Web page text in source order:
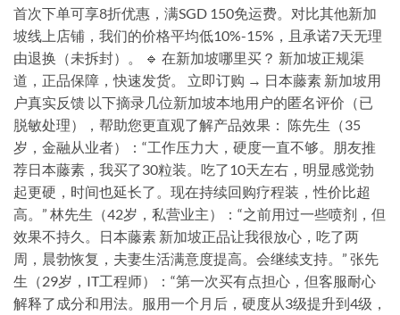
首次下单可享8折优惠，满SGD 150免运费。对比其他新加
坡线上店铺，我们的价格平均低10%-15%，且承诺7天无理
由退换（未拆封）。 🔹 在新加坡哪里买？ 新加坡正规渠
道，正品保障，快速发货。 立即订购 → 日本藤素 新加坡用
户真实反馈 以下摘录几位新加坡本地用户的匿名评价（已
脱敏处理），帮助您更直观了解产品效果： 陈先生（35
岁，金融从业者）：“工作压力大，硬度一直不够。朋友推
荐日本藤素，我买了30粒装。吃了10天左右，明显感觉勃
起更硬，时间也延长了。现在持续回购疗程装，性价比超
高。” 林先生（42岁，私营业主）：“之前用过一些喷剂，但
效果不持久。日本藤素 新加坡正品让我很放心，吃了两
周，晨勃恢复，夫妻生活满意度提高。会继续支持。” 张先
生（29岁，IT工程师）：“第一次买有点担心，但客服耐心
解释了成分和用法。服用一个月后，硬度从3级提升到4级，